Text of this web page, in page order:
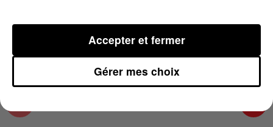
Podcasts infos du Pays Catalan
Gérer mes choix
Accepter et fermer